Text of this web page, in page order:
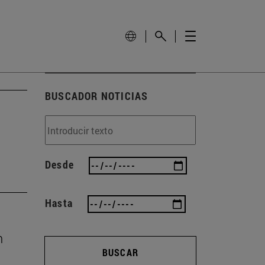
BUSCADOR NOTICIAS
Desde
Hasta
BUSCAR